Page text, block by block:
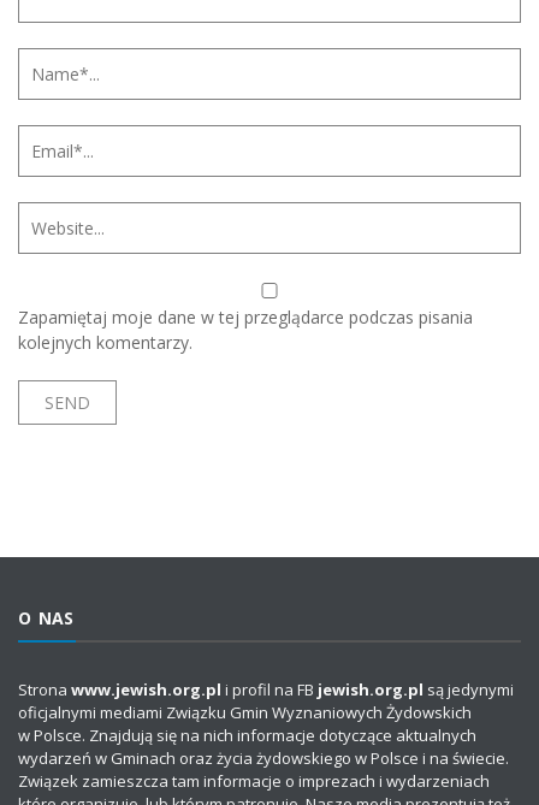
Zapamiętaj moje dane w tej przeglądarce podczas pisania
kolejnych komentarzy.
O NAS
Strona www.jewish.org.pl i profil na FB jewish.org.pl są jedynymi
oficjalnymi mediami Związku Gmin Wyznaniowych Żydowskich
w Polsce. Znajdują się na nich informacje dotyczące aktualnych
wydarzeń w Gminach oraz życia żydowskiego w Polsce i na świecie.
Związek zamieszcza tam informacje o imprezach i wydarzeniach